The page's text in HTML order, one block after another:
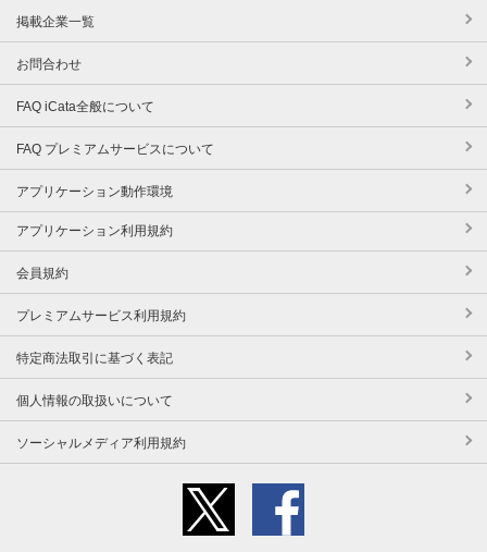
掲載企業一覧
お問合わせ
FAQ iCata全般について
FAQ プレミアムサービスについて
アプリケーション動作環境
アプリケーション利用規約
会員規約
プレミアムサービス利用規約
特定商法取引に基づく表記
個人情報の取扱いについて
ソーシャルメディア利用規約